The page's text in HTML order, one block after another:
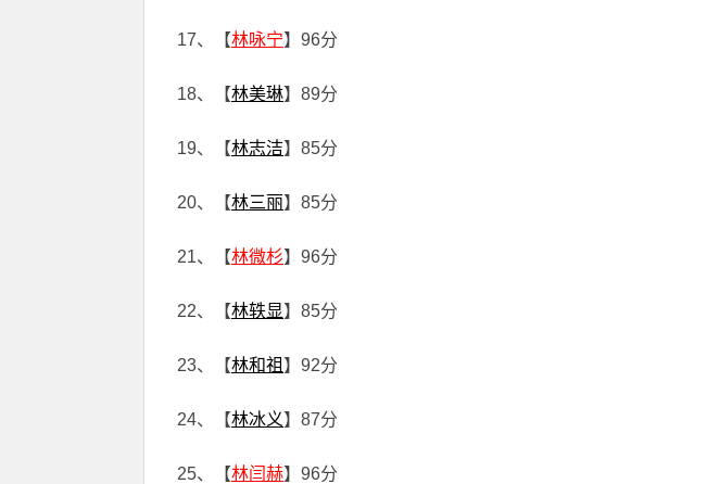
17、【林咏宁】96分
18、【林美琳】89分
19、【林志洁】85分
20、【林三丽】85分
21、【林微杉】96分
22、【林轶显】85分
23、【林和祖 】92分
24、【林冰义】87分
25、【林闫赫】96分